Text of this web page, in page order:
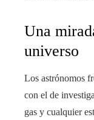
Una
universo
Los astrónomos
con el de
gas y cualquier